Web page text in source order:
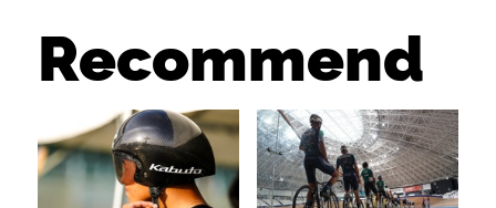
Recommend